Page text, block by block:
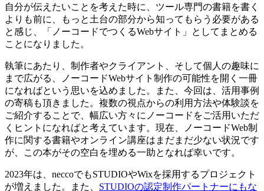
自分が伝えたいことを考えた時に、ツール専門の書籍を書く
よりも前に、もっと土台の部分から知ってもらう必要がある
と感じ、「ノーコードでつくるWebサイト」としてまとめる
ことになりました。
執筆にあたり、制作者やクライアント、そして個人の趣味に
まで広がる、ノーコードWebサイト制作の可能性を開く一冊
になればという思いを込めました。また、今回は、活用事例
の寄稿も頂きました。複数の視点からの利用方法や体験談を
ご紹介することで、幅広い方々にノーコードをご活用いただ
くヒントになればと考えています。現在、ノーコードWeb制
作に関する書籍やオンライン講座はまだまだ少ない状況です
が、この本がその空白を埋める一助となれば幸いです。
2023年は、neccoでもSTUDIOやWixを採用するプロジェクト
が増えました。また、 STUDIOの認定制作パートナーにもな